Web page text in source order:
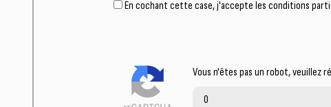
En cochant cette case, j'accepte les conditions
Vous n'êtes pas un robot, veuillez